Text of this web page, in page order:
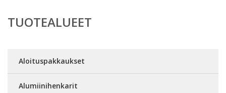
TUOTEALUEET
Aloituspakkaukset
Alumiinihenkarit